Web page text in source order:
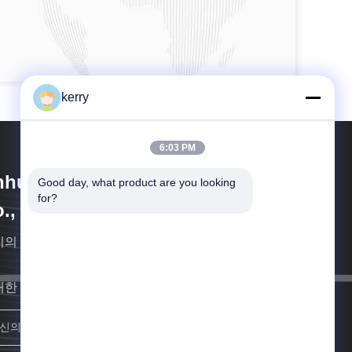
Idea Technology Imp & Exp
Ltd.
의 패키지는 당신의 제품을 더 가치있게 만듭니다.
한 빨리 연락할게요
kerry
6:03 PM
Good day, what product are you looking
for?